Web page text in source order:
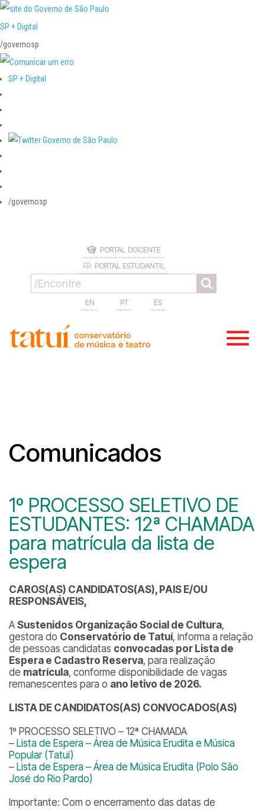
SP + Digital
/governosp
SP + Digital
/governosp
PORTAL DOCENTE
PORTAL ESTUDANTIL
EN PT ES
Comunicados
1º PROCESSO SELETIVO DE
ESTUDANTES: 12ª CHAMADA
para matrícula da lista de
espera
CAROS(AS) CANDIDATOS(AS), PAIS E/OU
RESPONSÁVEIS,
A Sustenidos Organização Social de Cultura,
gestora do Conservatório de Tatuí, informa a relação
de pessoas candidatas convocadas por Lista de
Espera e Cadastro Reserva, para realização
de matrícula, conforme disponibilidade de vagas
remanescentes para o ano letivo de 2026.
LISTA DE CANDIDATOS(AS) CONVOCADOS(AS)
1º PROCESSO SELETIVO – 12ª CHAMADA
– Lista de Espera – Área de Música Erudita e Música
Popular (Tatuí)
– Lista de Espera – Área de Música Erudita (Polo São
José do Rio Pardo)
Importante: Com o encerramento das datas de